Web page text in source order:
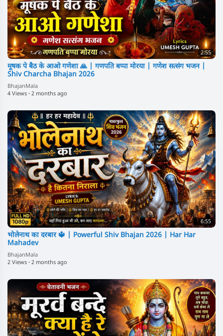
2:55
⁣मूषक पे बैठ के आओ गणेशा 🙏 | गणपति बप्पा मोरया | गणेश सत्संग भजन |
Shiv Charcha Bhajan 2026
BhajanMala
4 Views · 2 months ago
6:55
⁣भोलेनाथ का दरबार 🔱 | Powerful Shiv Bhajan 2026 | Har Har
Mahadev
BhajanMala
2 Views · 2 months ago